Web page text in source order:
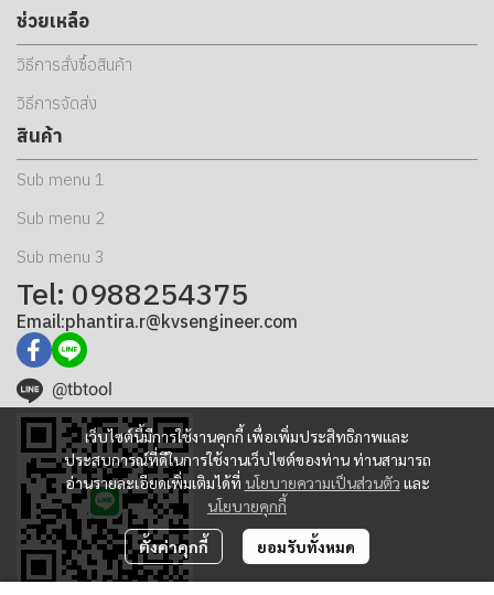
เว็บไซต์นี้มีการใช้งานคุกกี้ เพื่อเพิ่มประสิทธิภาพและ
ประสบการณ์ที่ดีในการใช้งานเว็บไซต์ของท่าน ท่านสามารถ
อ่านรายละเอียดเพิ่มเติมได้ที่ นโยบายความเป็นส่วนตัว และ
นโยบายคุกกี้
ตั้งค่าคุกกี้ ยอมรับทั้งหมด
ช่วยเหลือ
วิธีการสั่งซื้อสินค้า
วิธีการจัดส่ง
สินค้า
Sub menu 1
Sub menu 2
Sub menu 3
Tel: 0988254375
Email:phantira.r@kvsengineer.com
@tbtool